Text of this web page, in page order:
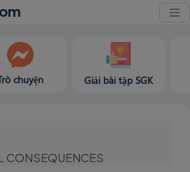
chuyện Giải bài tập SGK
CONSEQUENCES